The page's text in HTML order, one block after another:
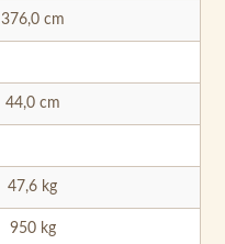
376,0 cm
44,0 cm
47,6 kg
950 kg